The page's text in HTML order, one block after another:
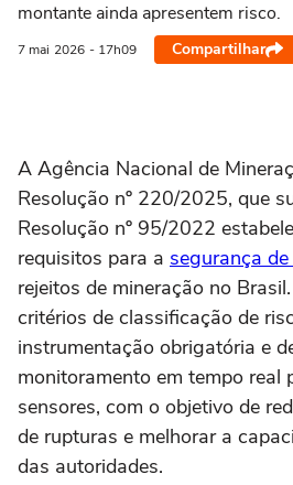
montante ainda apresentem risco.
7 mai 2026 - 17h09 Compartilhar
A Agência Nacional de
Resolução nº 220/2025, que
Resolução nº 95/2022
requisitos para a segurança
rejeitos de mineração no
critérios de classificação de
instrumentação obrigatória e
monitoramento em tempo real
sensores, com o objetivo de
de rupturas e melhorar a
das autoridades.